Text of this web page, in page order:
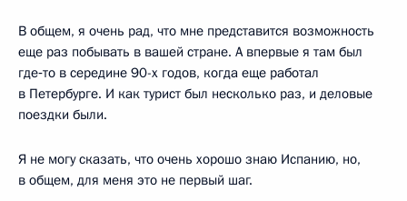
В общем, я очень рад, что мне представится возможность
еще раз побывать в вашей стране. А впервые я там был
где‑то в середине 90-х годов, когда еще работал
в Петербурге. И как турист был несколько раз, и деловые
поездки были.
Я не могу сказать, что очень хорошо знаю Испанию, но,
в общем, для меня это не первый шаг.